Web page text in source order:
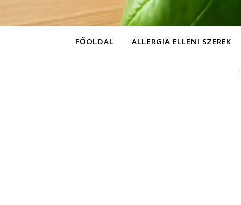
FŐOLDAL ALLERGIA ELLENI SZEREK